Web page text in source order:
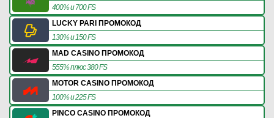
400% и 700 FS
LUCKY PARI ПРОМОКОД
130% и 150 FS
MAD CASINO ПРОМОКОД
555% плюс 380 FS
MOTOR CASINO ПРОМОКОД
100% и 225 FS
PINCO CASINO ПРОМОКОД